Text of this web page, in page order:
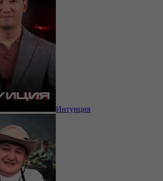
Интуиция